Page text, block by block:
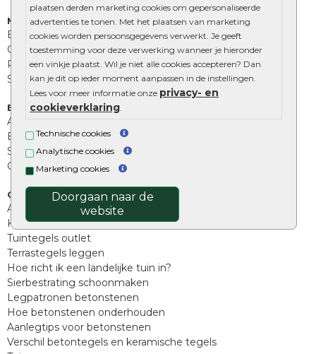
plaatsen derden marketing cookies om gepersonaliseerde
advertenties te tonen. Met het plaatsen van marketing
cookies worden persoonsgegevens verwerkt. Je geeft
toestemming voor deze verwerking wanneer je hieronder
een vinkje plaatst. Wil je niet alle cookies accepteren? Dan
kan je dit op ieder moment aanpassen in de instellingen.
Lees voor meer informatie onze privacy- en
cookieverklaring.
Technische cookies
Analytische cookies
Marketing cookies
Doorgaan naar de
website
Muurelementen
Betonbielzen
Opsluitbanden
Palissades
Stapelblokken
Extra benodigdheden
Afwatering en diversen
Beplantings en betonelementen
Split, grind en zand
Oprit tegels
Overig
Aanbiedingen
Kunstgras
Tuintegels outlet
Terrastegels leggen
Hoe richt ik een landelijke tuin in?
Sierbestrating schoonmaken
Legpatronen betonstenen
Hoe betonstenen onderhouden
Aanlegtips voor betonstenen
Verschil betontegels en keramische tegels